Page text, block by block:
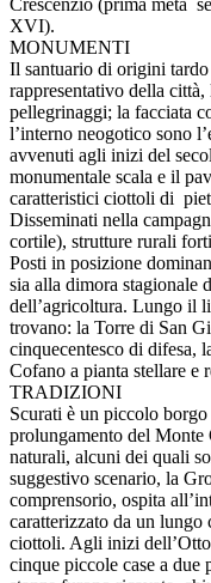
Crescenzio (prima metà
XVI).
MONUMENTI
Il santuario di origini
rappresentativo della
pellegrinaggi; la facciata
l’interno neogotico sono
avvenuti agli inizi del
monumentale scala e il
caratteristici ciottoli di
Disseminati nella
cortile), strutture rurali
Posti in posizione
sia alla dimora stagionale
dell’agricoltura. Lungo il
trovano: la Torre di San
cinquecentesco di difesa,
Cofano a pianta stellare e
TRADIZIONI
Scurati è un piccolo
prolungamento del
naturali, alcuni dei quali
suggestivo scenario, la
comprensorio, ospita
caratterizzato da un
ciottoli. Agli inizi
cinque piccole case a due